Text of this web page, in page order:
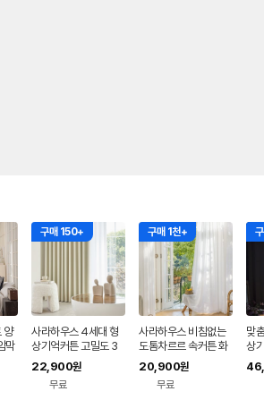
양
막
구매 150+
사라하우스 4세대 형
상기억커튼 고밀도 3
중직 빛차단 거실 안방
암막커튼
22,900원
무료
구매 1천+
사라하우스 비침없는
도톰차르르 속커튼 화
이트 거실 안방 나비주
름 쉬폰커튼 90cm
20,900원
무료
맞
상
실
튼